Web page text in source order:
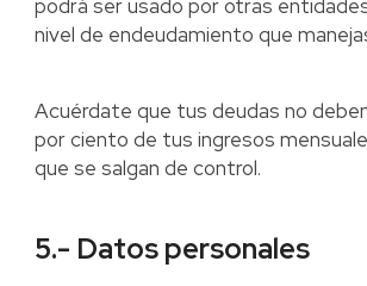
podrá ser usado por otras
nivel de endeudamiento que
Acuérdate que tus deudas no
por ciento de tus ingresos
que se salgan de control.
5.- Datos personales